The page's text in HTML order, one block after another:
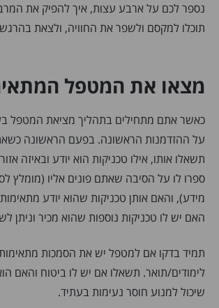
נספר לכם על ארבע עצות, איך להפיק את המרב
תוכלו למקסם ולשפר את החוויה, ולצאת
מצאו את המטפל
כאשר אתם מתחילים בתהליך מציאת המטפל
על ההזדמנות הראשונה. בפעם הראשונה
תשאלו אותו, אילו טכניקות הוא יודע ובאיזה
ספרו לו על הסיבה שאתם פונים אליו (מומלץ
מידע), והאם אותן טכניקות שהוא יודע
האם יש לו טכניקות נוספות שהוא מכיר וניתן
תמיד בדקו אם למטפל יש את הסמכות
לימודים/תואר. תשאלו אם יש לו ביטוח והאם
שיכול למנוע חוסר נעימות בעתיד.